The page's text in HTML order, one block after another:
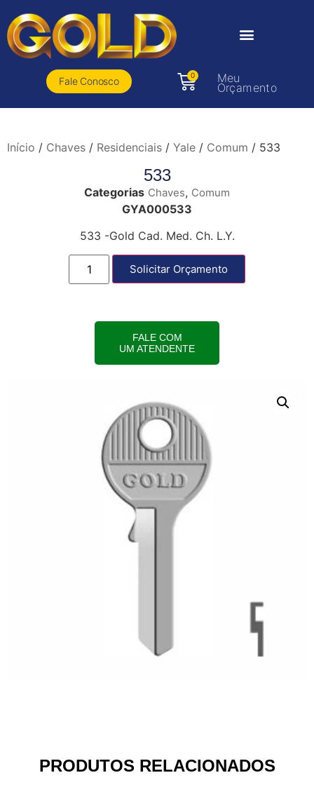
Fale Conosco
0 Meu
Orçamento
Início / Chaves / Residenciais / Yale / Comum / 533
533
Categorias Chaves, Comum
GYA000533
533 -Gold Cad. Med. Ch. L.Y.
Solicitar Orçamento
FALE COM
UM ATENDENTE
PRODUTOS RELACIONADOS